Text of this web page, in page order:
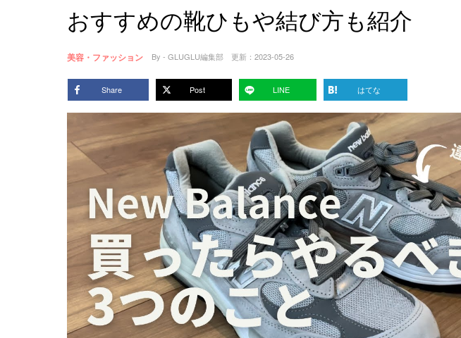
おすすめの靴ひもや結び方も紹介
美容・ファッション By - GLUGLU編集部 更新： 2023-05-26
Share Post LINE はてな